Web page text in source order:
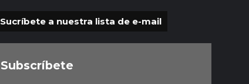
Sucríbete a nuestra lista de e-mail
Subscríbete